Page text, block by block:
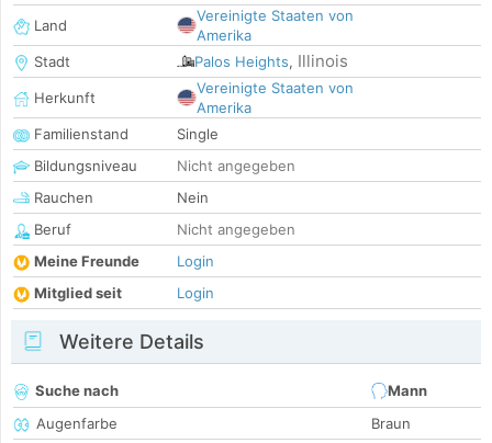
Land
Vereinigte Staaten von
Amerika
Stadt
Palos Heights, Illinois
Herkunft
Vereinigte Staaten von
Amerika
Familienstand
Single
Bildungsniveau
Nicht angegeben
Rauchen
Nein
Beruf
Nicht angegeben
Meine Freunde
Login
Mitglied seit
Login
Weitere Details
Suche nach
Mann
Augenfarbe
Braun